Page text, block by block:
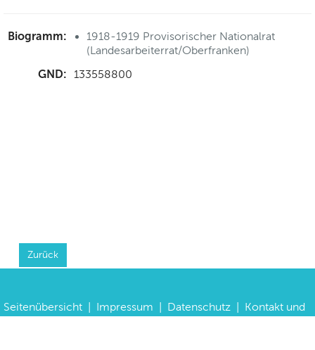
Biogramm:
1918-1919 Provisorischer Nationalrat
(Landesarbeiterrat/Oberfranken)
GND: 133558800
Zurück
Seitenübersicht Impressum Datenschutz
Kontakt und